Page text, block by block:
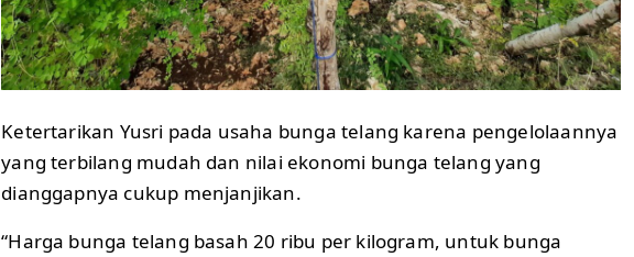
Ketertarikan Yusri pada usaha bunga telang karena pengelolaannya
yang terbilang mudah dan nilai ekonomi bunga telang yang
dianggapnya cukup menjanjikan.
“Harga bunga telang basah 20 ribu per kilogram, untuk bunga